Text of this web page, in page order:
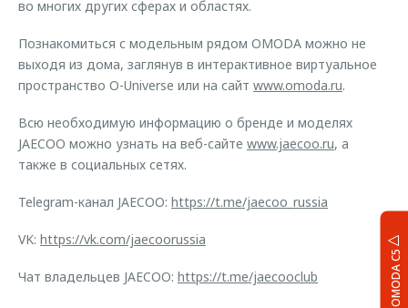
OMODA C5
во многих других сферах и областях.
Познакомиться с модельным рядом OMODA можно не
выходя из дома, заглянув в интерактивное виртуальное
пространство O-Universe или на сайт www.omoda.ru.
Всю необходимую информацию о бренде и моделях
JAECOO можно узнать на веб-сайте www.jaecoo.ru, а
также в социальных сетях.
Telegram-канал JAECOO: https://t.me/jaecoo_russia
VK: https://vk.com/jaecoorussia
Чат владельцев JAECOO: https://t.me/jaecooclub